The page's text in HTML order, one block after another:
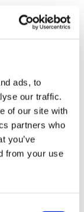
ads, to
our traffic.
of our site with
partners who
you’ve
from your use